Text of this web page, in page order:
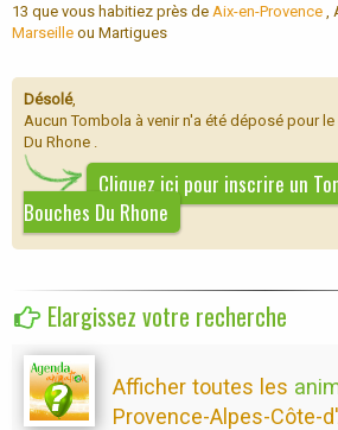
13 que vous habitiez près de Aix-en-Provence
Marseille ou Martigues
Désolé,
Aucun Tombola à venir n'a été déposé pour
Du Rhone .
Cliquez ici pour inscrire un
Bouches Du Rhone
Elargissez votre recherche
Afficher toutes les
Provence-Alpes-Côte-